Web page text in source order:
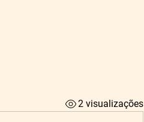
2 visualizações